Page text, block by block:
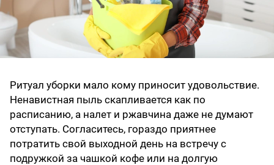
Ритуал уборки мало кому приносит удовольствие.
Ненавистная пыль скапливается как по
расписанию, а налет и ржавчина даже не думают
отступать. Согласитесь, гораздо приятнее
потратить свой выходной день на встречу с
подружкой за чашкой кофе или на долгую